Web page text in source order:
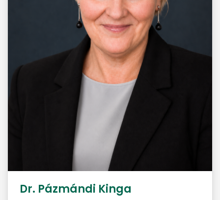
Dr. Pázmándi Kinga